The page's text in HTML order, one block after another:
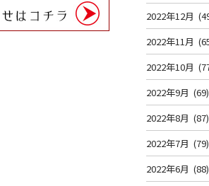
2022年12月
2022年11月
2022年10月
2022年9月 (69)
2022年8月 (87)
2022年7月 (79)
2022年6月 (88)